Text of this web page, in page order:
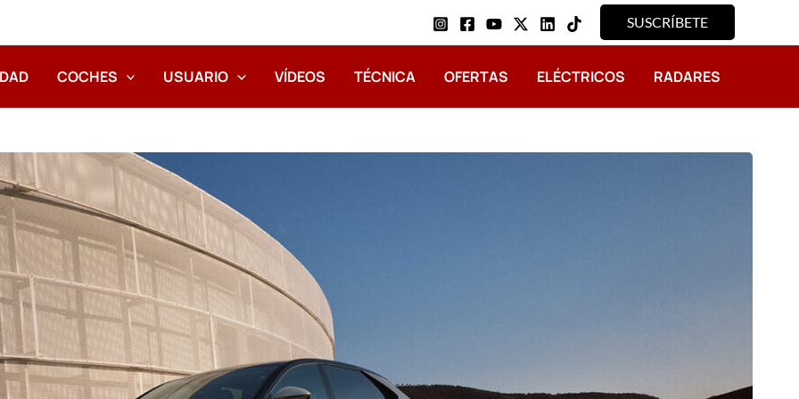
SUSCRÍBETE
COCHES USUARIO VÍDEOS TÉCNICA OFERTAS ELÉCTRICOS RADARES